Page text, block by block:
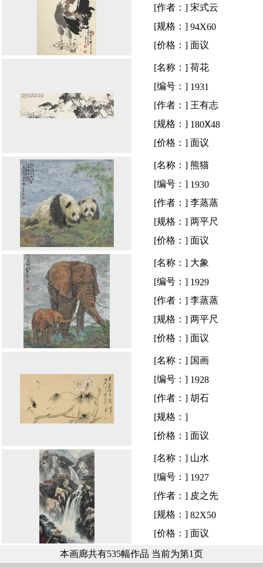
[作者：] 宋式云
[规格：] 94X60
[价格：] 面议
[名称：] 荷花
[编号：] 1931
[作者：] 王有志
[规格：] 180Ⅹ48
[价格：] 面议
[名称：] 熊猫
[编号：] 1930
[作者：] 李蒸蒸
[规格：] 两平尺
[价格：] 面议
[名称：] 大象
[编号：] 1929
[作者：] 李蒸蒸
[规格：] 两平尺
[价格：] 面议
[名称：] 国画
[编号：] 1928
[作者：] 胡石
[规格：]
[价格：] 面议
[名称：] 山水
[编号：] 1927
[作者：] 皮之先
[规格：] 82X50
[价格：] 面议
本画廊共有535幅作品 当前为第1页